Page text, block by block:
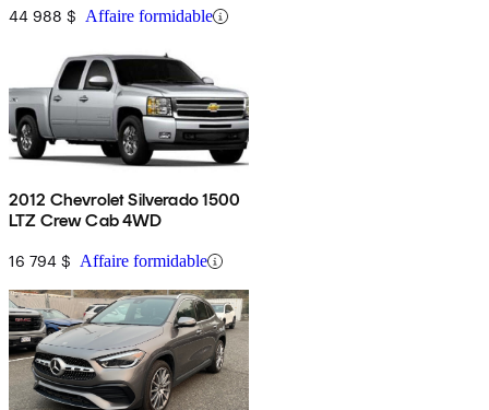
44 988 $ Affaire formidable
2012 Chevrolet Silverado 1500
LTZ Crew Cab 4WD
16 794 $ Affaire formidable